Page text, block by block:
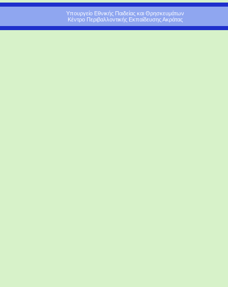
Υπουργείο Εθνικής Παιδείας και Θρησκευμάτων
Κέντρο Περιβαλλοντικής Εκπαίδευσης Ακράτας